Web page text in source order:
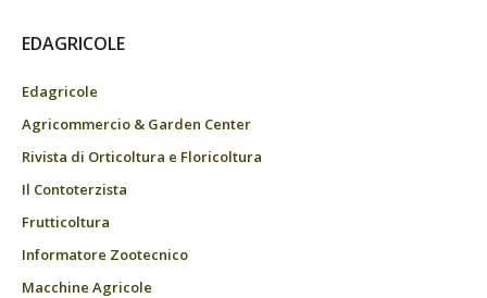
EDAGRICOLE
Edagricole
Agricommercio & Garden Center
Rivista di Orticoltura e Floricoltura
Il Contoterzista
Frutticoltura
Informatore Zootecnico
Macchine Agricole